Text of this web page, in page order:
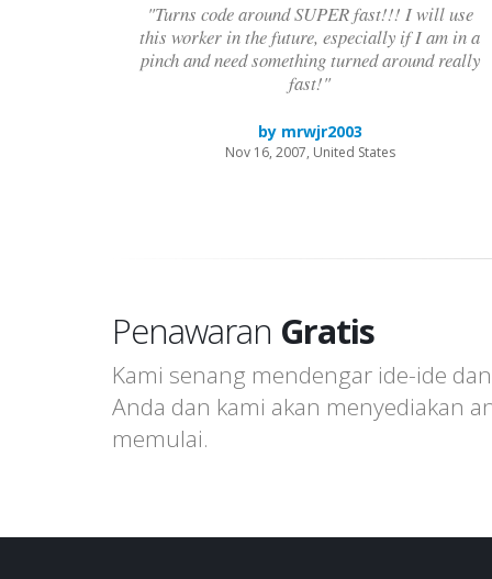
"Turns code around SUPER fast!!! I will use
this worker in the future, especially if I am in a
pinch and need something turned around really
fast!"
by mrwjr2003
Nov 16, 2007, United States
Penawaran Gratis
Kami senang mendengar ide-ide
Anda dan kami akan menyediakan
memulai.